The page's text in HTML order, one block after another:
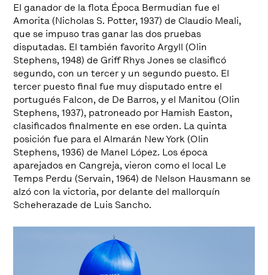
El ganador de la flota Época Bermudian fue el
Amorita (Nicholas S. Potter, 1937) de Claudio Meali,
que se impuso tras ganar las dos pruebas
disputadas. El también favorito Argyll (Olin
Stephens, 1948) de Griff Rhys Jones se clasificó
segundo, con un tercer y un segundo puesto. El
tercer puesto final fue muy disputado entre el
portugués Falcon, de De Barros, y el Manitou (Olin
Stephens, 1937), patroneado por Hamish Easton,
clasificados finalmente en ese orden. La quinta
posición fue para el Almarán New York (Olin
Stephens, 1936) de Manel López. Los época
aparejados en Cangreja, vieron como el local Le
Temps Perdu (Servain, 1964) de Nelson Hausmann se
alzó con la victoria, por delante del mallorquín
Scheherazade de Luis Sancho.